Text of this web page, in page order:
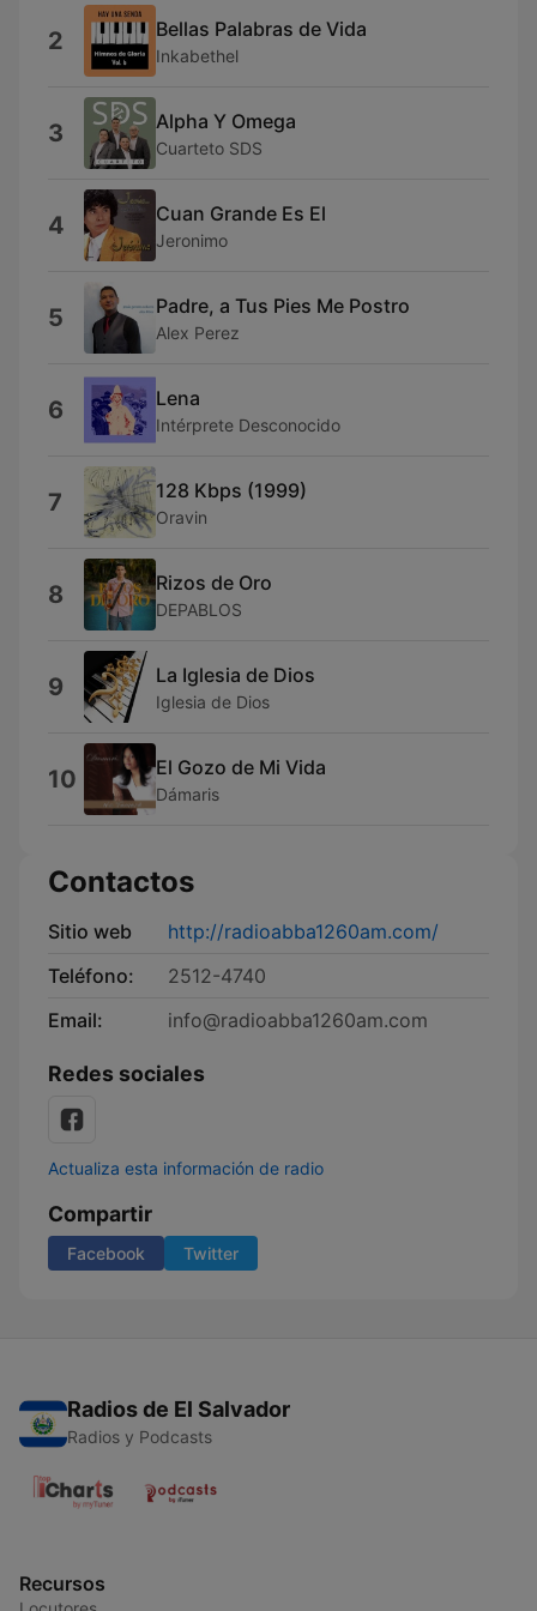
2 Bellas Palabras de Vida
Inkabethel
3 Alpha Y Omega
Cuarteto SDS
4 Cuan Grande Es El
Jeronimo
5 Padre, a Tus Pies Me Postro
Alex Perez
6 Lena
Intérprete Desconocido
7 128 Kbps (1999)
Oravin
8 Rizos de Oro
DEPABLOS
9 La Iglesia de Dios
Iglesia de Dios
10 El Gozo de Mi Vida
Dámaris
Contactos
Sitio web
http://radioabba1260am.com/
Teléfono:
2512-4740
Email:
info@radioabba1260am.com
Redes sociales
Actualiza esta información de radio
Compartir
Facebook Twitter
Radios de El Salvador
Radios y Podcasts
Recursos